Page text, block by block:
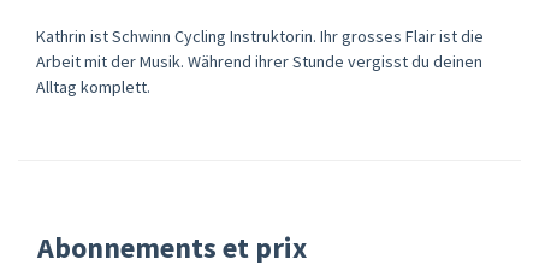
Kathrin ist Schwinn Cycling Instruktorin. Ihr grosses Flair ist die
Arbeit mit der Musik. Während ihrer Stunde vergisst du deinen
Alltag komplett.
Abonnements et prix